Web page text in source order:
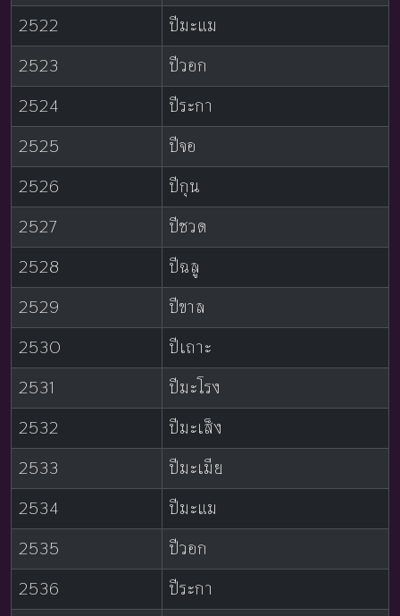
2522
ปีมะแม
2523
ปีวอก
2524
ปีระกา
2525
ปีจอ
2526
ปีกุน
2527
ปีชวด
2528
ปีฉลู
2529
ปีขาล
2530
ปีเถาะ
2531
ปีมะโรง
2532
ปีมะเส็ง
2533
ปีมะเมีย
2534
ปีมะแม
2535
ปีวอก
2536
ปีระกา